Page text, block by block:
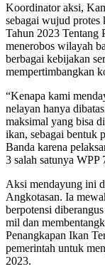
Koordinator aksi,
sebagai wujud protes
Tahun 2023 Tentang
menerobos wilayah
berbagai kebijakan
mempertimbangkan
“Kenapa kami
nelayan hanya
maksimal yang bisa
ikan, sebagai bentuk
Banda karena
3 salah satunya
Aksi mendayung ini
Angkotasan. Ia
berpotensi
mil dan
Penangkapan Ikan
pemerintah untuk
2023.